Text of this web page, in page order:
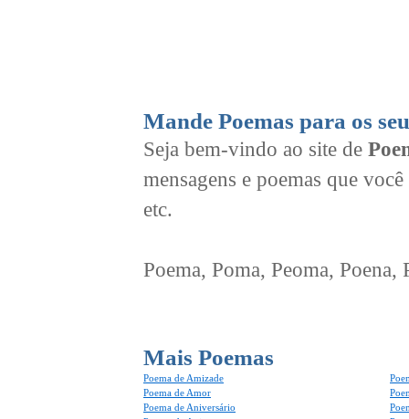
Mande Poemas para os
Seja bem-vindo ao site de
mensagens e poemas que
etc.
Poema, Poma, Peoma,
Mais Poemas
Poema de Amizade
Poema de Amor
Poema de Aniversário